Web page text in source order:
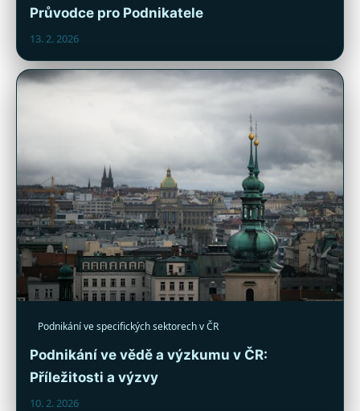
Průvodce pro Podnikatele
13. 2. 2026
Podnikání ve specifických sektorech v ČR
Podnikání ve vědě a výzkumu v ČR:
Příležitosti a výzvy
10. 2. 2026